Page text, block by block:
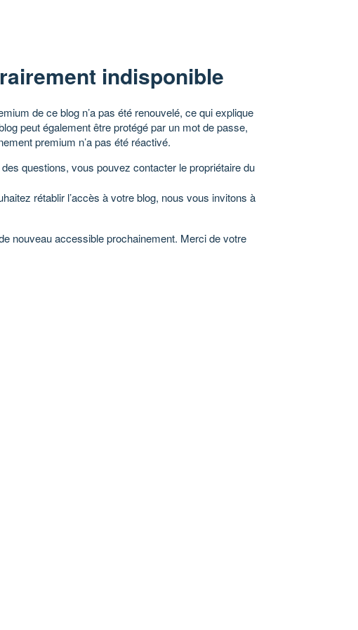
indisponible
de ce blog n’a pas été renouvelé, ce qui explique
peut également être protégé par un mot de passe,
premium n’a pas été réactivé.
questions, vous pouvez contacter le propriétaire du
rétablir l’accès à votre blog, nous vous invitons à
nouveau accessible prochainement. Merci de votre